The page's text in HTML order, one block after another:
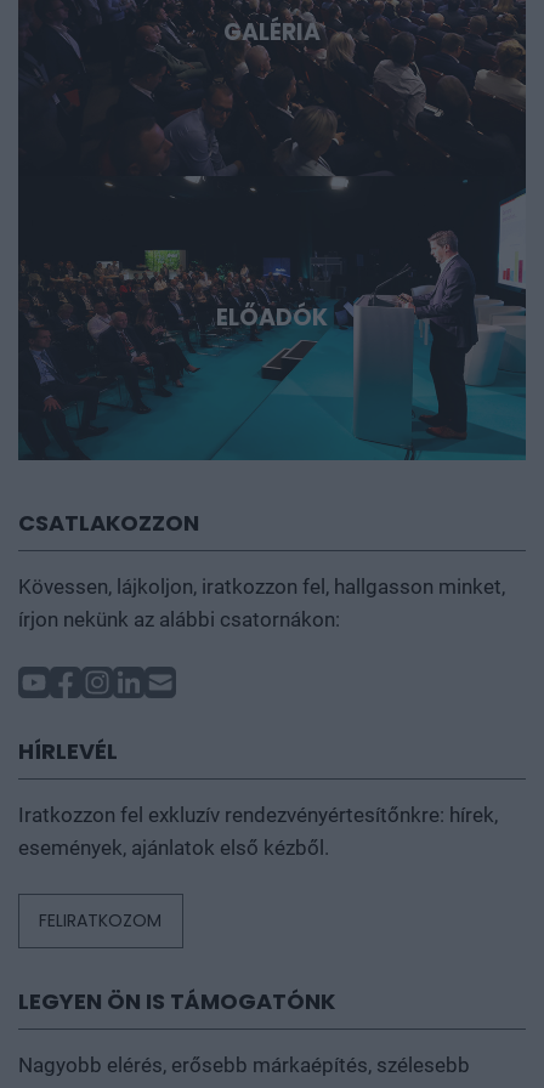
GALÉRIA
ELŐADÓK
CSATLAKOZZON
Kövessen, lájkoljon, iratkozzon fel, hallgasson minket,
írjon nekünk az alábbi csatornákon:
HÍRLEVÉL
Iratkozzon fel exkluzív rendezvényértesítőnkre: hírek,
események, ajánlatok első kézből.
FELIRATKOZOM
LEGYEN ÖN IS TÁMOGATÓNK
Nagyobb elérés, erősebb márkaépítés, szélesebb